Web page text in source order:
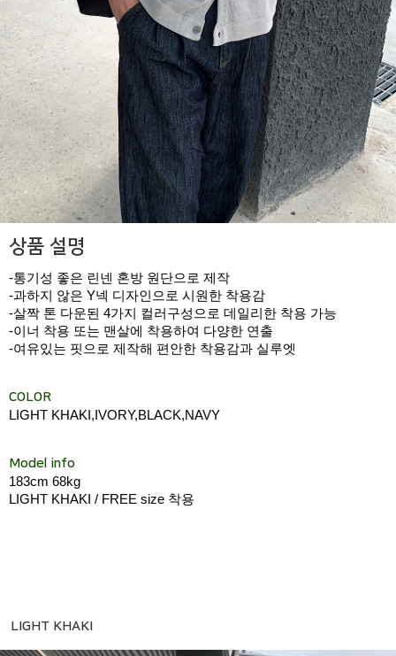
상품 설명
-통기성 좋은 린넨 혼방 원단으로 제작
-과하지 않은 Y넥 디자인으로 시원한 착용감
-살짝 톤 다운된 4가지 컬러구성으로 데일리한 착용 가능
-이너 착용 또는 맨살에 착용하여 다양한 연출
-여유있는 핏으로 제작해 편안한 착용감과 실루엣
COLOR
LIGHT KHAKI,IVORY,BLACK,NAVY
Model info
183cm 68kg
LIGHT KHAKI / FREE size 착용
LIGHT KHAKI